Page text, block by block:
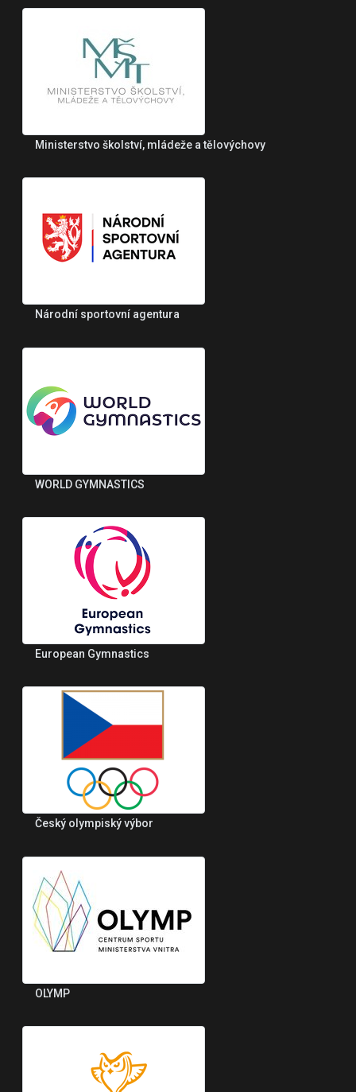
Ministerstvo školství, mládeže a tělovýchovy
Národní sportovní agentura
WORLD GYMNASTICS
European Gymnastics
Český olympiský výbor
OLYMP